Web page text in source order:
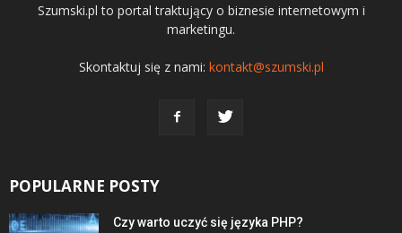
Szumski.pl to portal traktujący o biznesie internetowym i
marketingu.
Skontaktuj się z nami: kontakt@szumski.pl
POPULARNE POSTY
Czy warto uczyć się języka PHP?